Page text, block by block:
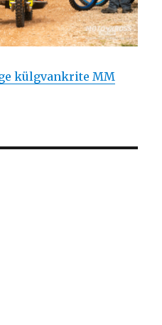
külgvankrite MM